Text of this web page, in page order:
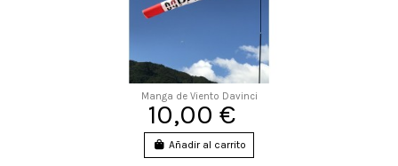
Manga de Viento Davinci
10,00 €
Añadir al carrito